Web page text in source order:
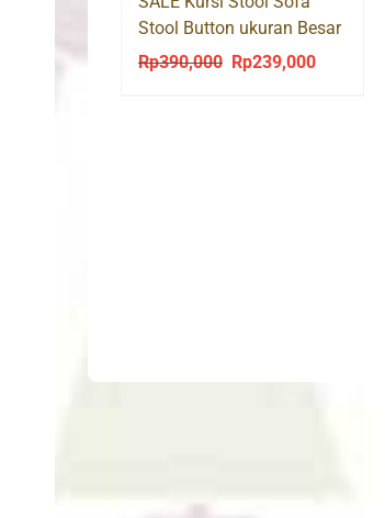
Stool Button ukuran Besar
Rp390,000
Original
Rp239,000Current